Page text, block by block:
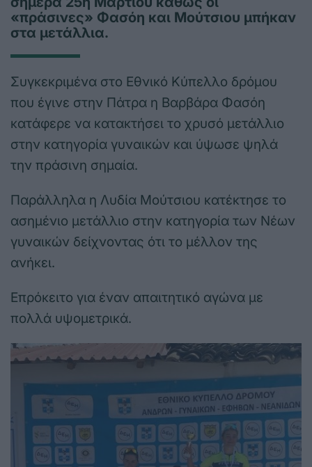
«πράσινες» Φασόη και Μούτσιου μπήκαν
στα μετάλλια.
Συγκεκριμένα στο Εθνικό Κύπελλο δρόμου
που έγινε στην Πάτρα η Βαρβάρα Φασόη
κατάφερε να κατακτήσει το χρυσό μετάλλιο
στην κατηγορία γυναικών και ύψωσε ψηλά
την πράσινη σημαία.
Παράλληλα η Λυδία Μούτσιου κατέκτησε το
ασημένιο μετάλλιο στην κατηγορία των Νέων
γυναικών δείχνοντας ότι το μέλλον της
ανήκει.
Επρόκειτο για έναν απαιτητικό αγώνα με
πολλά υψομετρικά.